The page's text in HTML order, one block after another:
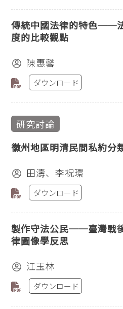
傳統中國法律的特色──
度的比較觀點
陳惠馨
ダウンロード
研究討論
徽州地區明清民間私約分
田濤、李祝環
ダウンロード
製作守法公民──臺灣戰
律圖像學反思
江玉林
ダウンロード